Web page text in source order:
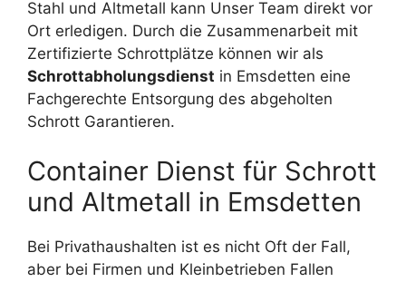
Stahl und Altmetall kann Unser Team direkt vor
Ort erledigen. Durch die Zusammenarbeit mit
Zertifizierte Schrottplätze können wir als
Schrottabholungsdienst in Emsdetten eine
Fachgerechte Entsorgung des abgeholten
Schrott Garantieren.
Container Dienst für Schrott
und Altmetall in Emsdetten
Bei Privathaushalten ist es nicht Oft der Fall,
aber bei Firmen und Kleinbetrieben Fallen